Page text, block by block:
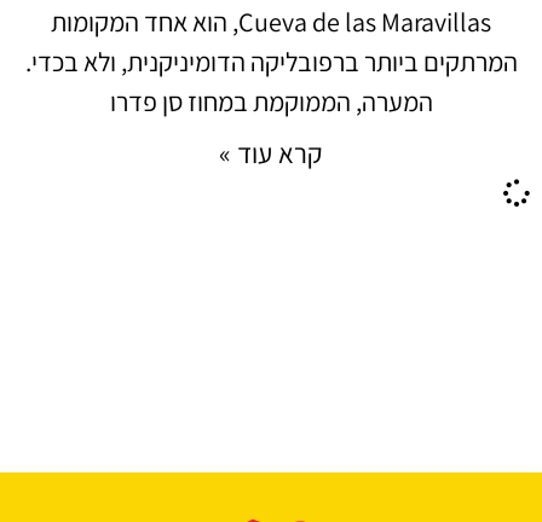
Cueva de las Maravillas, הוא אחד המקומות
המרתקים ביותר ברפובליקה הדומיניקנית, ולא בכדי.
המערה, הממוקמת במחוז סן פדרו
קרא עוד »